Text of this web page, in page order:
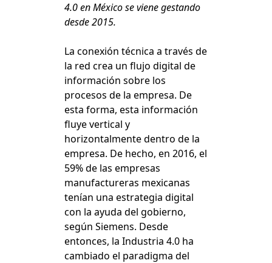
4.0 en México se viene gestando
desde 2015.
La conexión técnica a través de
la red crea un flujo digital de
información sobre los
procesos de la empresa. De
esta forma, esta información
fluye vertical y
horizontalmente dentro de la
empresa. De hecho, en 2016, el
59% de las empresas
manufactureras mexicanas
tenían una estrategia digital
con la ayuda del gobierno,
según Siemens. Desde
entonces, la Industria 4.0 ha
cambiado el paradigma del